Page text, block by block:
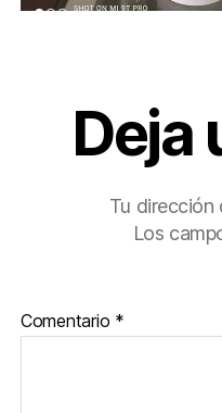
Deja
Tu dirección
Los
Comentario *